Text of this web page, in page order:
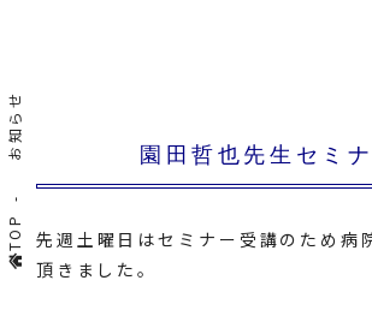
TOP
お知らせ 園田哲也先生セミ
先週土曜日はセミナー受講のため病
頂きました。